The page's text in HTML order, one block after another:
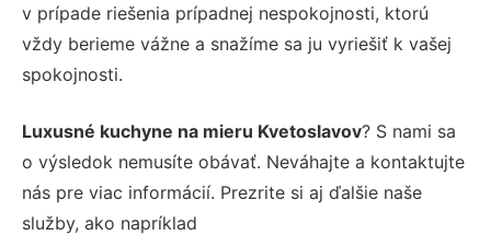
v prípade riešenia prípadnej nespokojnosti, ktorú
vždy berieme vážne a snažíme sa ju vyriešiť k vašej
spokojnosti.
Luxusné kuchyne na mieru Kvetoslavov? S nami sa
o výsledok nemusíte obávať. Neváhajte a kontaktujte
nás pre viac informácií. Prezrite si aj ďalšie naše
služby, ako napríklad